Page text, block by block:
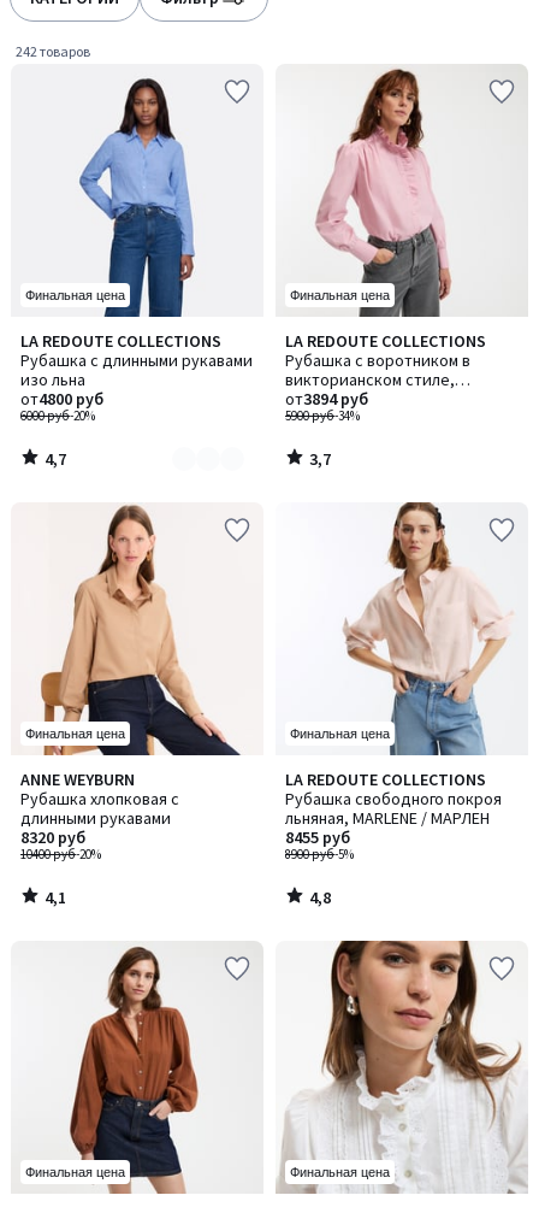
242 товаров
Финальная цена
LA REDOUTE COLLECTIONS
Рубашка с длинными рукавами
изо льна
6000 руб-20%
от4800 руб
4,7
/ 5
Количество
цветов:
3
4,7
/
Финальная цена
LA REDOUTE COLLECTIONS
Рубашка с воротником в
викторианском стиле,
CHARLENE / ШАРЛЕН
5900 руб-34%
от3894 руб
3,7
/ 5
3,7
/
Финальная цена
ANNE WEYBURN
Рубашка хлопковая с
длинными рукавами
10400 руб-20%
8320 руб
4,1
/ 5
4,1
/
Финальная цена
LA REDOUTE COLLECTIONS
Рубашка свободного покроя
льняная, MARLENE / МАРЛЕН
8900 руб-5%
8455 руб
4,8
/ 5
4,8
/
Финальная цена Финальная цена